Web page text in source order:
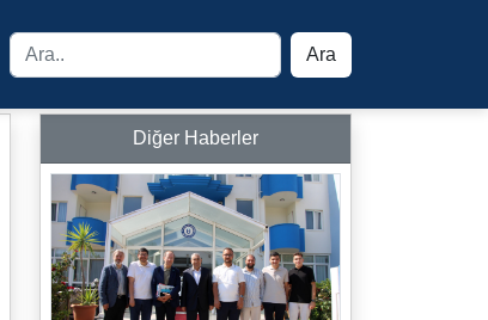
Ara
Diğer Haberler